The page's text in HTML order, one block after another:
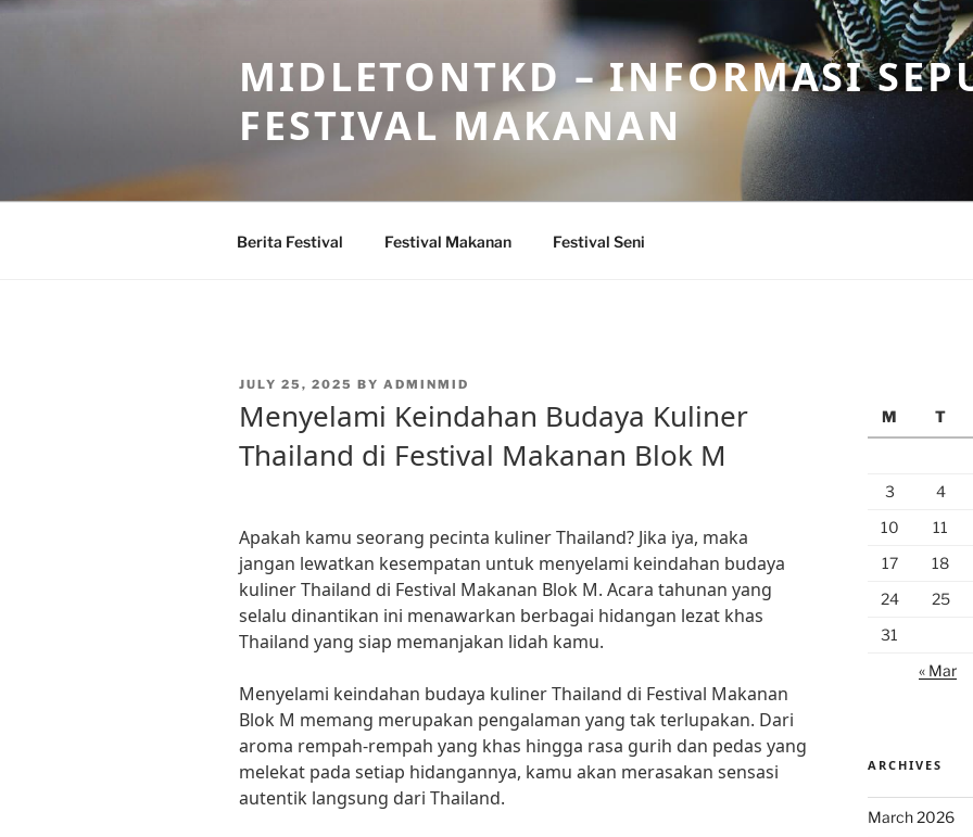
Skip
MIDLETONTKD – INFORMASI
FESTIVAL MAKANAN
Berita Festival Festival Makanan Festival Seni
POSTED
JULY 25, 2025 BY ADMINMID
Menyelami Keindahan Budaya Kuliner
Thailand di Festival Makanan Blok M
Apakah kamu seorang pecinta kuliner Thailand? Jika iya, maka
jangan lewatkan kesempatan untuk menyelami keindahan budaya
kuliner Thailand di Festival Makanan Blok M. Acara tahunan yang
selalu dinantikan ini menawarkan berbagai hidangan lezat khas
Thailand yang siap memanjakan lidah kamu.
Menyelami keindahan budaya kuliner Thailand di Festival Makanan
Blok M memang merupakan pengalaman yang tak terlupakan. Dari
aroma rempah-rempah yang khas hingga rasa gurih dan pedas yang
melekat pada setiap hidangannya, kamu akan merasakan sensasi
autentik langsung dari Thailand.
M
T
3
4
10
11
17
18
24
25
31
« Mar
ARCHIVES
March 2026